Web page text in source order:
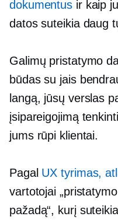
dokumentus ir kaip
datos suteikia daug
Galimų pristatymo
būdas su jais
langą, jūsų verslas
įsipareigojimą
jums rūpi klientai.
Pagal UX tyrimas,
vartotojai
pažadą“, kurį